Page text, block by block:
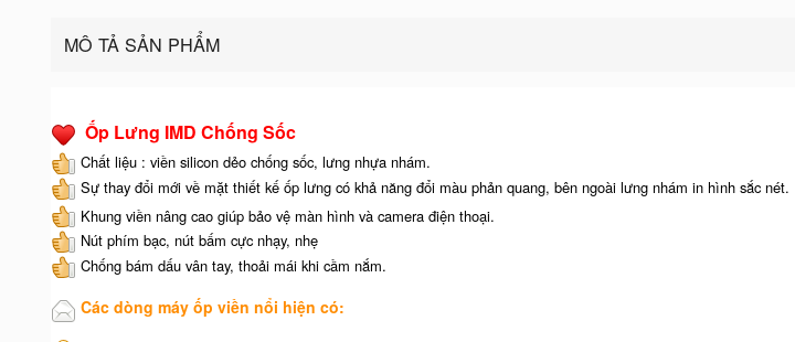
MÔ TẢ SẢN PHẨM
Ốp Lưng IMD Chống Sốc
Chất liệu : viền silicon dẻo chống sốc, lưng nhựa nhám.
Sự thay đổi mới về mặt thiết kế ốp lưng có khả năng đổi màu phản quang, bên ngoài lưng nhám in hình sắc nét.
Khung viền nâng cao giúp bảo vệ màn hình và camera điện thoại.
Nút phím bạc, nút bấm cực nhạy, nhẹ
Chống bám dấu vân tay, thoải mái khi cầm nắm.
Các dòng máy ốp viền nổi hiện có: